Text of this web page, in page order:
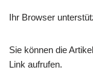
Ihr Browser
Sie können die
Link aufrufen.